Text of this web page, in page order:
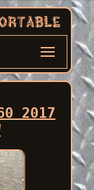
2017